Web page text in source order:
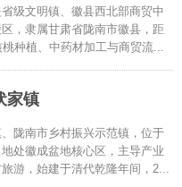
级文明镇、徽县西北部商贸中
，隶属甘肃省陇南市徽县，距
种植、中药材加工与商贸流...
家镇
陇南市乡村振兴示范镇，位于
处徽成盆地核心区，主导产业
游，始建于清代乾隆年间，2...